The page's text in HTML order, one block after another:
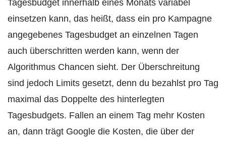
Tagesbudget innerhalb eines Monats variabel
einsetzen kann, das heißt, dass ein pro Kampagne
angegebenes Tagesbudget an einzelnen Tagen
auch überschritten werden kann, wenn der
Algorithmus Chancen sieht. Der Überschreitung
sind jedoch Limits gesetzt, denn du bezahlst pro Tag
maximal das Doppelte des hinterlegten
Tagesbudgets. Fallen an einem Tag mehr Kosten
an, dann trägt Google die Kosten, die über der